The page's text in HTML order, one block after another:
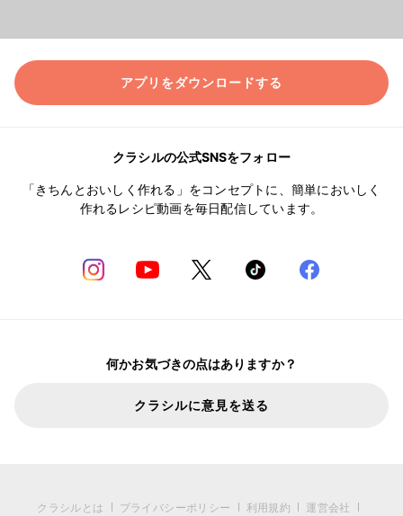
アプリをダウンロードする
クラシルの公式SNSをフォロー
「きちんとおいしく作れる」をコンセプトに、簡単においしく
作れるレシピ動画を毎日配信しています。
何かお気づきの点はありますか？
クラシルに意見を送る
クラシルとは プライバシーポリシー 利用規約 運営会社